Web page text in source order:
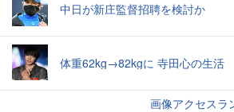
中日が新庄監督招聘を検討か
体重62kg→82kgに 寺田心の生活
画像アクセスラ